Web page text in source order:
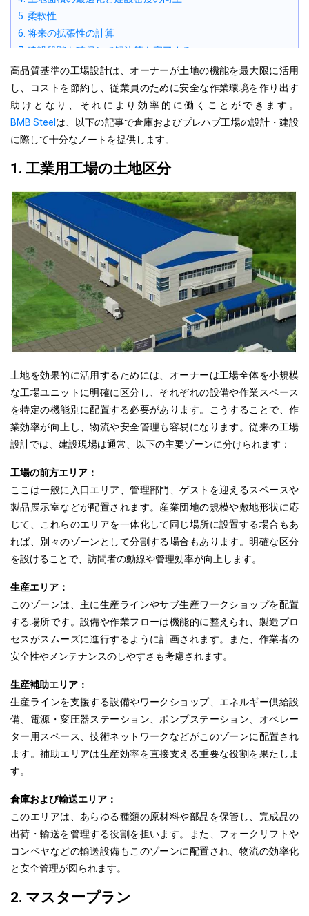
5. 柔軟性
6. 将来の拡張性の計算
7. 建設段階を確保して解決策を完了する
8. 工場の照明システム
9. 換気方向
10. エアコン
高品質基準の工場設計は、オーナーが土地の機能を最大限に活用
し、コストを節約し、従業員のために安全な作業環境を作り出す
助けとなり、それにより効率的に働くことができます。
BMB Steel は、 以下の記事で倉庫およびプレハブ工場の設計・建設
に際して十分なノートを提供します。
1. 工業用工場の土地区分
土地を効果的に活用するためには、 オーナーは工場全体を小規模
な工場ユニットに明確に区分し、それぞれの設備や作業スペース
を特定の機能別に配置する必要があります。こうすることで、作
業効率が向上し、物流や安全管理も容易になります。従来の工場
設計では、建設現場は通常、以下の主要ゾーンに分けられます：
工場の前方エリア：
ここは一般に入口エリア、管理部門、ゲストを迎えるスペースや
製品展示室などが配置されます。産業団地の規模や敷地形状に応
じて、
これらのエリアを一体化して同じ場所に設置する場合もあ
れば、別々のゾーンとして分割する場合もあります。明確な区分
を設けることで、訪問者の動線や管理効率が向上します。
生産エリア：
このゾーンは、主に生産ラインやサブ生産ワークショップを配置
する場所です。設備や作業フローは機能的に整えられ、製造プロ
セスがスムーズに進行するように計画されます。また、作業者の
安全性やメンテナンスのしやすさも考慮されます。
生産補助エリア：
生産ラインを支援する設備やワークショップ、エネルギー供給設
備、電源・変圧器ステーション、ポンプステーション、オペレー
ター用スペース
、技術ネットワークなどがこのゾーンに配置され
ます。補助エリアは生産効率を直接支える重要な役割を果たしま
す。
倉庫および輸送エリア：
このエリアは、あらゆる種類の原材料や部品を保管し、完成品の
出荷・輸送を管理する役割を担います。また、フォークリフトや
コンベヤなどの輸送設備もこのゾーンに配置され、物流の効率化
と安全管理が図られます。
2. マスタープラン